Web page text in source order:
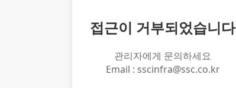
접근이 거부되었습니다
관리자에게 문의하세요
Email : sscinfra@ssc.co.kr